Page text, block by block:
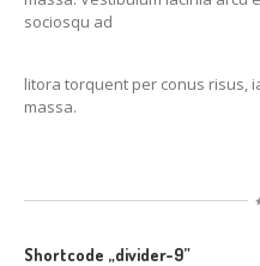
sociosqu ad
litora torquent per conus risus,
massa.
Shortcode „divider-9”